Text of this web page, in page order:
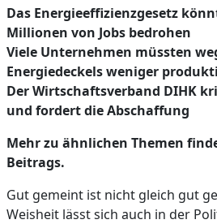
Das Energieeffizienzgesetz
Millionen von Jobs bedrohen
Viele Unternehmen müssten
Energiedeckels weniger
Der Wirtschaftsverband DIHK
und fordert die Abschaffung
Mehr zu ähnlichen Themen
Beitrags.
Gut gemeint ist nicht gleich gut
Weisheit lässt sich auch in der